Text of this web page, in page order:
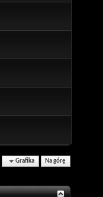
Grafika Na górę